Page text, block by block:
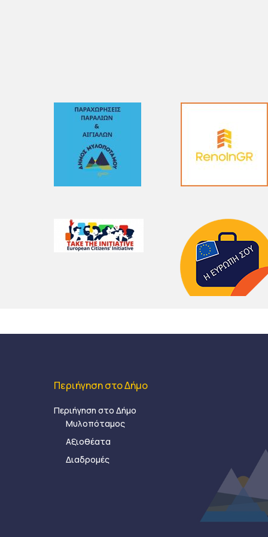
Περιήγηση στο Δήμο
Περιήγηση στο Δήμο
Μυλοπόταμος
Αξιοθέατα
Διαδρομές